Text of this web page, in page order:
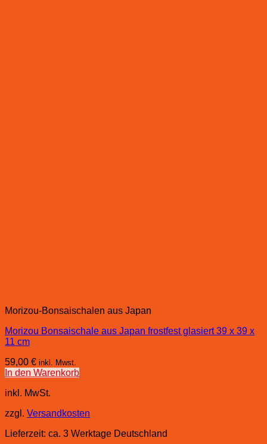
Morizou-Bonsaischalen aus Japan
Morizou Bonsaischale aus Japan frostfest glasiert 39 x 39 x
11 cm
59,00 € inkl. Mwst.
In den Warenkorb
inkl. MwSt.
zzgl. Versandkosten
Lieferzeit: ca. 3 Werktage Deutschland